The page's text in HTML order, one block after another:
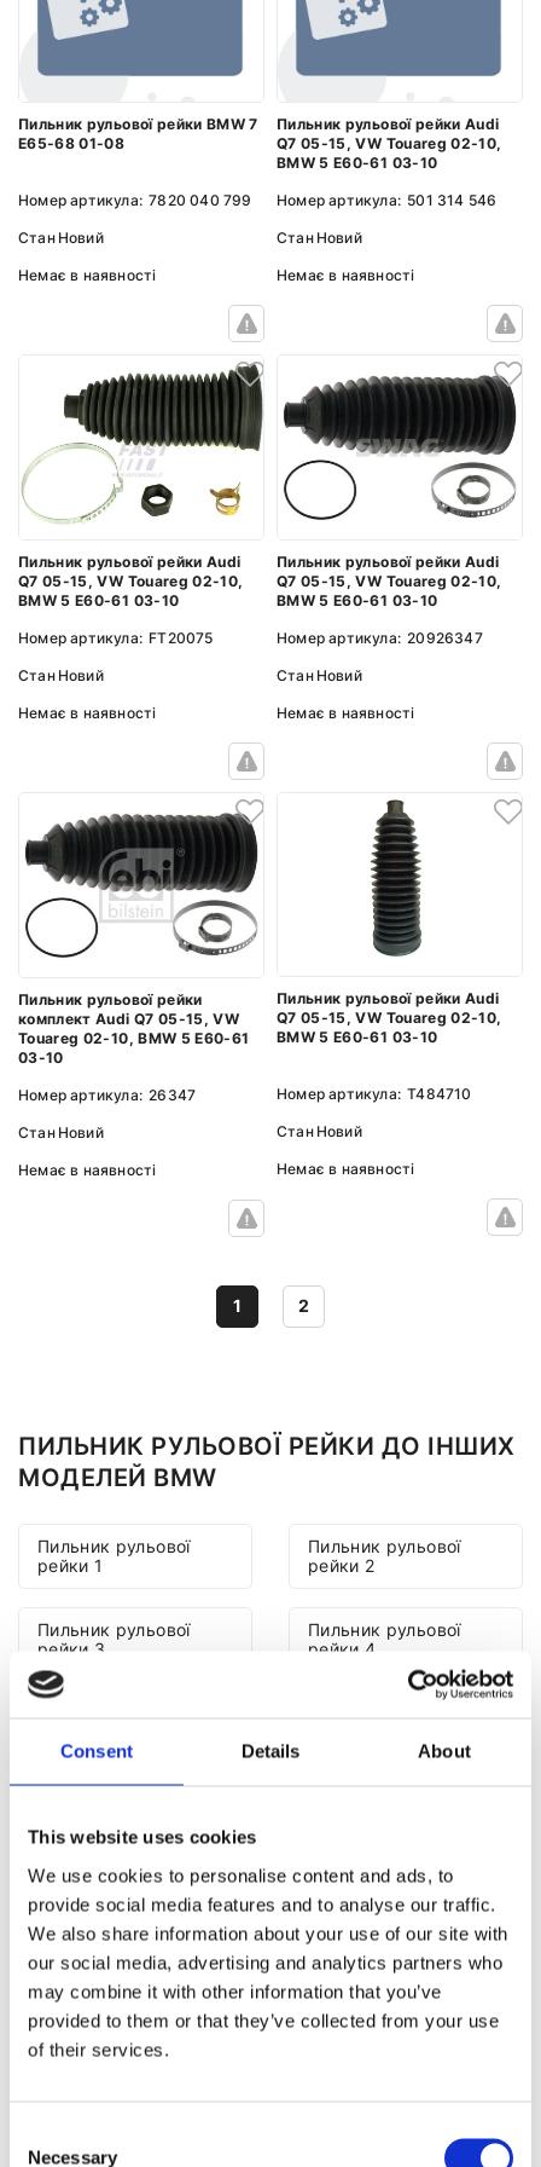
Consent Details About
This website uses cookies
We use cookies to personalise content and ads, to
provide social media features and to analyse our traffic.
We also share information about your use of our site with
our social media, advertising and analytics partners who
may combine it with other information that you’ve
provided to them or that they’ve collected from your use
of their services.
Selection
Necessary
Пильник рульової рейки BMW 7
E65-68 01-08
Номер артикула: 7820 040 799
Стан Новий
Немає в наявності
Пильник рульової рейки Audi
Q7 05-15, VW Touareg 02-10,
BMW 5 E60-61 03-10
Номер артикула: 501 314 546
Стан Новий
Немає в наявності
Пильник рульової рейки Audi
Q7 05-15, VW Touareg 02-10,
BMW 5 E60-61 03-10
Номер артикула: FT20075
Стан Новий
Немає в наявності
Пильник рульової рейки Audi
Q7 05-15, VW Touareg 02-10,
BMW 5 E60-61 03-10
Номер артикула: 20926347
Стан Новий
Немає в наявності
Пильник рульової рейки
комплект Audi Q7 05-15, VW
Touareg 02-10, BMW 5 E60-61
03-10
Номер артикула: 26347
Стан Новий
Немає в наявності
Пильник рульової рейки Audi
Q7 05-15, VW Touareg 02-10,
BMW 5 E60-61 03-10
Номер артикула: T484710
Стан Новий
Немає в наявності
1 2
ПИЛЬНИК РУЛЬОВОЇ РЕЙКИ ДО ІНШИХ
МОДЕЛЕЙ BMW
Пильник рульової
рейки 1
Пильник рульової
рейки 2
Пильник рульової
рейки 3
Пильник рульової
рейки 4
Пильник рульової
рейки i3
Пильник рульової
рейки i8
Пильник рульової
рейки X1
Пильник рульової
рейки X2
Пильник рульової
рейки X5